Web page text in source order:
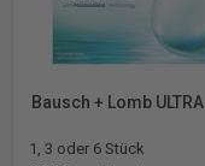
Bausch + Lomb ULTRA
1, 3 oder 6 Stück